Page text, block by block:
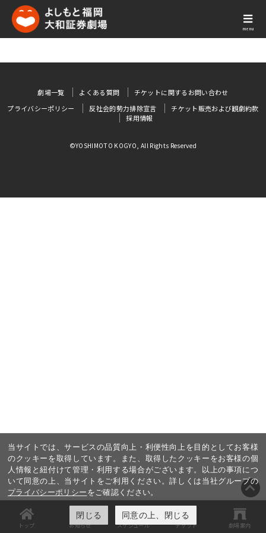
menu
トップ お知らせ スケジュール チケット 劇場案内
当サイトでは、サービスの品質向上・利便性向上を目的としてお客様
のクッキーを取得しています。また、取得したクッキーをお客様の個
人情報と紐付けて管理・利用する場合がございます。以上の事項につ
いて同意の上、当サイトをご利用ください。詳しくは当社グループの
プライバシーポリシーをご確認ください。
閉じる 同意の上、閉じる
劇場一覧 よくある質問
チケットに関するお問い合わせ
プライバシーポリシー
反社会的勢力排除宣言
チケット販売および観劇約款
採用情報
©YOSHIMOTO KOGYO, All Rights Reserved